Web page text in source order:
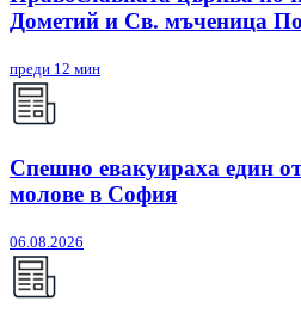
Дометий и Св. мъченица
преди 12 мин
Спешно евакуираха един
молове в София
06.08.2026